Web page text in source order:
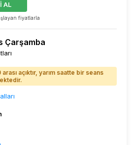
fiyatlarla
AL
Çarşamba
açıktır, yarım saatte bir seans